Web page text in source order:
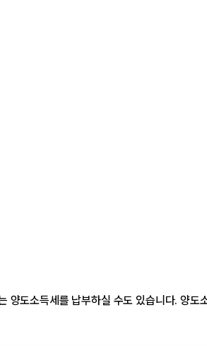
도소득세를 납부하실 수도 있습니다. 양